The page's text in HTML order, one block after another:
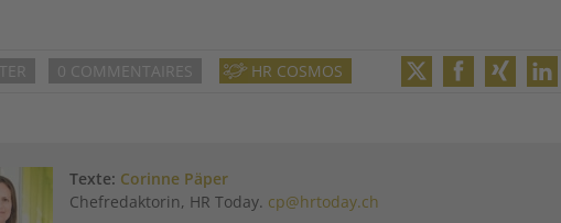
0 COMMENTAIRES HR COSMOS
Texte: Corinne Päper
Chefredaktorin, HR Today. cp@hrtoday.ch